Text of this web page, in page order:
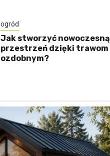
ogród
Jak stworzyć nowoczesną
przestrzeń dzięki trawom
ozdobnym?